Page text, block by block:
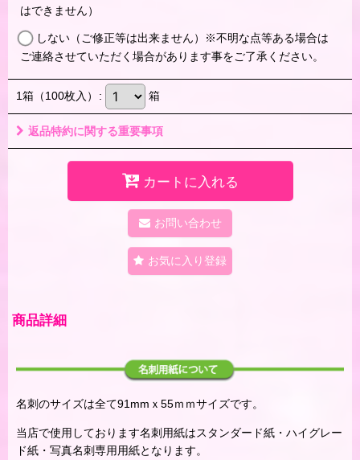
はできません）
しない（ご修正等は出来ません）※不明な点等ある場合は
ご連絡させていただく場合があります事をご了承ください。
1箱（100枚入） : 箱
返品特約に関する重要事項
カートに入れる
お問い合わせ
お気に入り登録
商品詳細
名刺のサイズは全て91mmｘ55ｍｍサイズです。
当店で使用しております名刺用紙はスタンダード紙・ハイグレー
ド紙・写真名刺専用用紙となります。